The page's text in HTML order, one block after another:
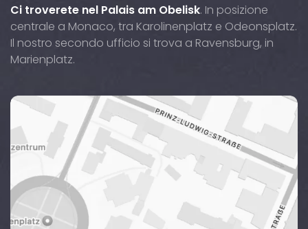
Ci troverete nel Palais am Obelisk. In posizione
centrale a Monaco, tra Karolinenplatz e Odeonsplatz.
Il nostro secondo ufficio si trova a Ravensburg, in
Marienplatz.
Brienner
Straße
29,
80333
trova
nel
centro